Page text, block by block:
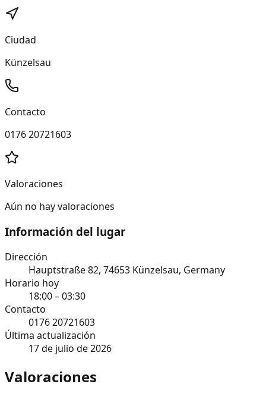
Ciudad
Künzelsau
Contacto
0176 20721603
Valoraciones
Aún no hay valoraciones
Información del lugar
Dirección
Hauptstraße 82, 74653 Künzelsau, Germany
Horario hoy
18:00 – 03:30
Contacto
0176 20721603
Última actualización
17 de julio de 2026
Valoraciones